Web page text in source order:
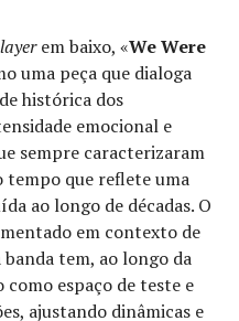
em baixo, «We Were
uma peça que dialoga
histórica dos
emocional e
sempre caracterizaram
tempo que reflete uma
ao longo de décadas. O
em contexto de
tem, ao longo da
espaço de teste e
ajustando dinâmicas e